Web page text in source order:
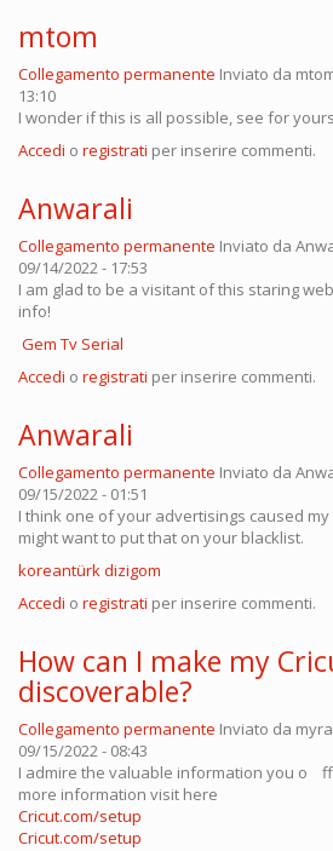
mtom
Collegamento permanente Inviato da
13:10
I wonder if this is all possible, see for
Accedi o registrati per inserire commenti.
Anwarali
Collegamento permanente Inviato da
09/14/2022 - 17:53
I am glad to be a visitant of this staring
info!
Gem Tv Serial
Accedi o registrati per inserire commenti.
Anwarali
Collegamento permanente Inviato da
09/15/2022 - 01:51
I think one of your advertisings caused
might want to put that on your blacklist.
koreantürk dizigom
Accedi o registrati per inserire commenti.
How can I make my
discoverable?
Collegamento permanente Inviato da
09/15/2022 - 08:43
I admire the valuable information you o
more information visit here
Cricut.com/setup
Cricut.com/setup